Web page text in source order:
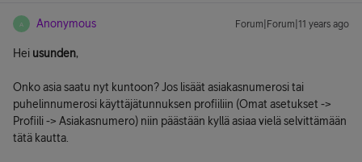
A Anonymous Forum|Forum|11 years ago
Hei usunden,
Onko asia saatu nyt kuntoon? Jos lisäät asiakasnumerosi tai
puhelinnumerosi käyttäjätunnuksen profiiliin (Omat asetukset ->
Profiili -> Asiakasnumero) niin päästään kyllä asiaa vielä selvittämään
tätä kautta.